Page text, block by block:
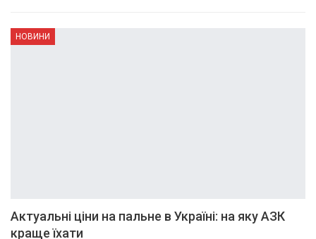
НОВИНИ
Актуальні ціни на пальне в Україні: на яку АЗК
краще їхати